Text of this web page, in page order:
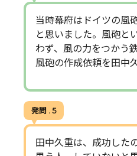
当時幕府はドイツの風
と思いました。風砲と
わず、風の力をつかう鉄
風砲の作成依頼を田中
発問 . 5
田中久重は、成功した